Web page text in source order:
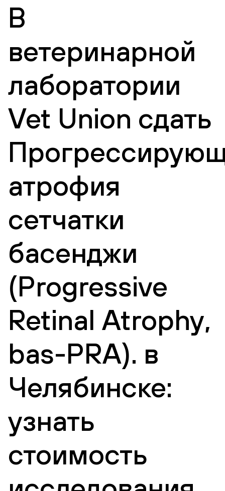
В
ветеринарной
лаборатории
Vet Union сдать
атрофия
сетчатки
басенджи
(Progressive
Retinal Atrophy,
bas-PRA). в
Челябинске:
узнать
стоимость